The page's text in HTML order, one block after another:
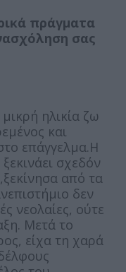
πράγματα
σας
ηλικία ζω
και
επάγγελμα.Η
σχεδόν
,ξεκίνησα από τα
δεν
νεολαίες, ούτε
Μετά το
είχα τη χαρά